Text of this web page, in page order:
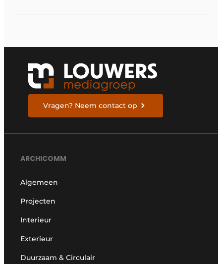
Vragen? Neem contact op
ARCHICOMM
Algemeen
Projecten
Interieur
Exterieur
Duurzaam & Circulair